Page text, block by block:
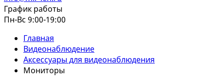
График работы
Пн-Вс 9:00-19:00
Главная
Видеонаблюдение
Аксессуары для видеонаблюдения
Мониторы